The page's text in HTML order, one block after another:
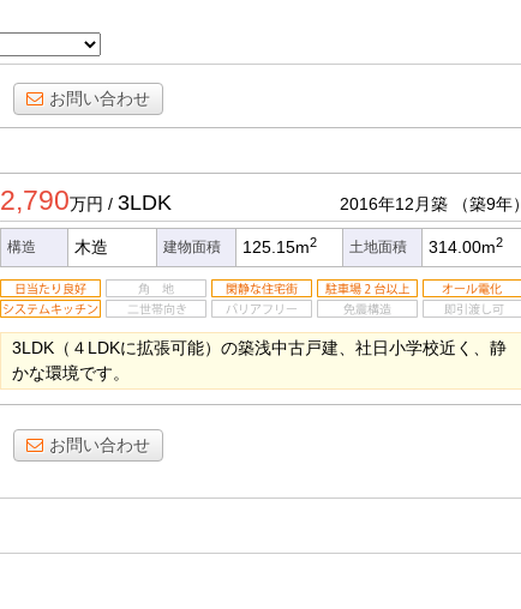
お問い合わせ
2,790万円 / 3LDK 2016年12月築 （築9年）
構造 木造 建物面積 125.15m2 土地面積 314.00m2
3LDK（４LDKに拡張可能）の築浅中古戸建、社日小学校近く、静
かな環境です。
お問い合わせ